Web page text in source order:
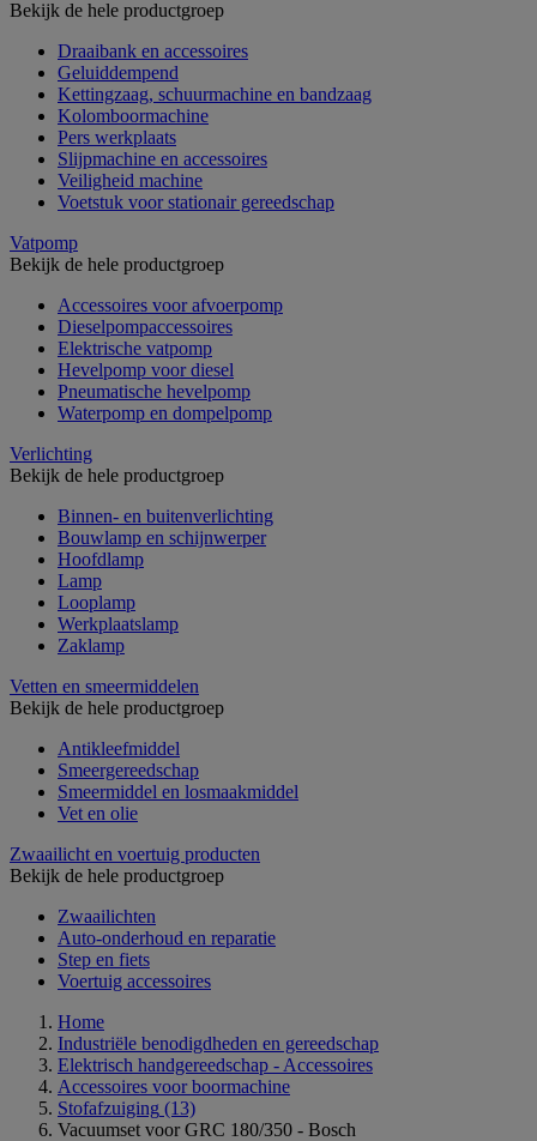
Bekijk de hele productgroep
Draaibank en accessoires
Geluiddempend
Kettingzaag, schuurmachine en bandzaag
Kolomboormachine
Pers werkplaats
Slijpmachine en accessoires
Veiligheid machine
Voetstuk voor stationair gereedschap
Vatpomp
Bekijk de hele productgroep
Accessoires voor afvoerpomp
Dieselpompaccessoires
Elektrische vatpomp
Hevelpomp voor diesel
Pneumatische hevelpomp
Waterpomp en dompelpomp
Verlichting
Bekijk de hele productgroep
Binnen- en buitenverlichting
Bouwlamp en schijnwerper
Hoofdlamp
Lamp
Looplamp
Werkplaatslamp
Zaklamp
Vetten en smeermiddelen
Bekijk de hele productgroep
Antikleefmiddel
Smeergereedschap
Smeermiddel en losmaakmiddel
Vet en olie
Zwaailicht en voertuig producten
Bekijk de hele productgroep
Zwaailichten
Auto-onderhoud en reparatie
Step en fiets
Voertuig accessoires
Home
Industriële benodigdheden en gereedschap
Elektrisch handgereedschap - Accessoires
Accessoires voor boormachine
Stofafzuiging (13)
Vacuumset voor GRC 180/350 - Bosch